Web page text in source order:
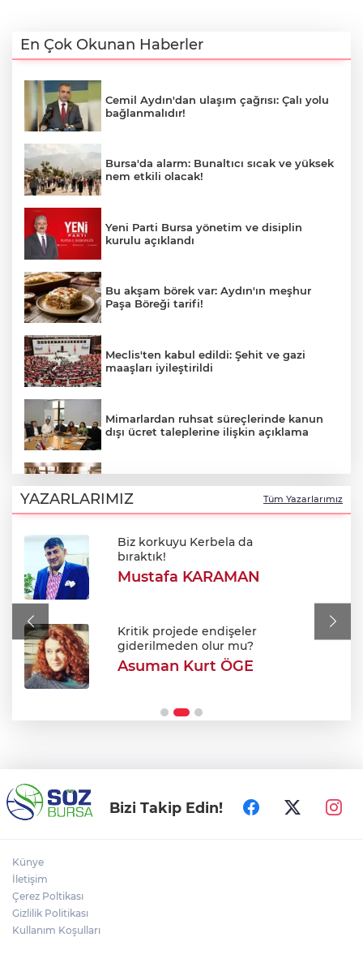
En Çok Okunan Haberler
Cemil Aydın'dan ulaşım çağrısı: Çalı yolu
bağlanmalıdır!
Bursa'da alarm: Bunaltıcı sıcak ve yüksek
nem etkili olacak!
Yeni Parti Bursa yönetim ve disiplin
kurulu açıklandı
Bu akşam börek var: Aydın'ın meşhur
Paşa Böreği tarifi!
Meclis'ten kabul edildi: Şehit ve gazi
maaşları iyileştirildi
Mimarlardan ruhsat süreçlerinde kanun
dışı ücret taleplerine ilişkin açıklama
nedir, turşusu nasıl yapılır?
Erdoğan: Terör tehdidinden kalıcı olarak
kurtulacağız
Yeni Parti Manisa İl Başkanı İlksen
YAZARLARIMIZ Tüm Yazarlarımız
Biz korkuyu Kerbela da
bıraktık!
Mustafa KARAMAN
Kritik projede endişeler
giderilmeden olur mu?
Asuman Kurt ÖGE
Bizi Takip Edin!
Künye
İletişim
Çerez Poltikası
Gizlilik Politikası
Kullanım Koşulları